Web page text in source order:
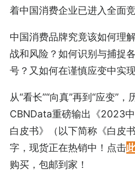
着中国消费企业已进入全面
中国消费品牌究竟该如何理
战和风险？如何识别与捕捉
号？又如何在谨慎应变中实
从“看长”“向真”再到“应变”，
CBNData重磅输出《2023
白皮书》（以下简称《白皮
字，现货正在热销中！点击
购买，包邮到家！